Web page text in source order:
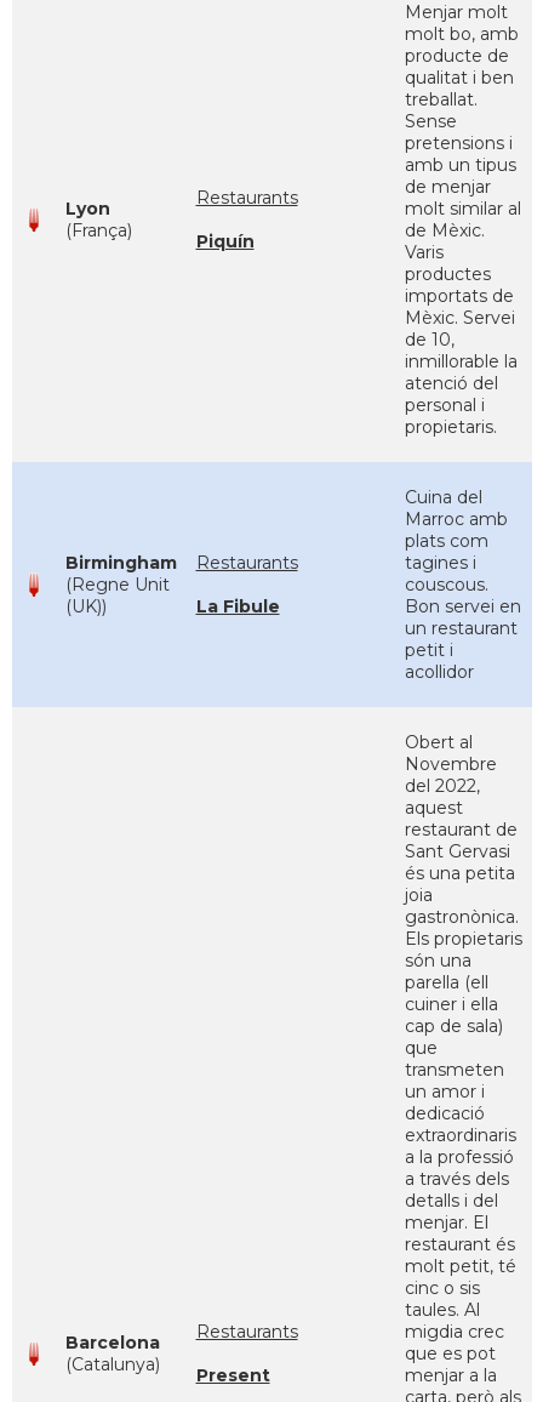
Lyon
(França)
Restaurants
Piquín
Menjar molt
molt bo, amb
producte de
qualitat i ben
treballat.
Sense
pretensions i
amb un tipus
de menjar
molt similar al
de Mèxic.
Varis
productes
importats de
Mèxic. Servei
de 10,
inmillorable la
atenció del
personal i
propietaris.
Birmingham
(Regne Unit
(UK))
Restaurants
La Fibule
Cuina del
Marroc amb
plats com
tagines i
couscous.
Bon servei en
un restaurant
petit i
acollidor
Barcelona
(Catalunya)
Restaurants
Present
Obert al
Novembre
del 2022,
aquest
restaurant de
Sant Gervasi
és una petita
joia
gastronònica.
Els propietaris
són una
parella (ell
cuiner i ella
cap de sala)
que
transmeten
un amor i
dedicació
extraordinaris
a la professió
a través dels
detalls i del
menjar. El
restaurant és
molt petit, té
cinc o sis
taules. Al
migdia crec
que es pot
menjar a la
carta, però als